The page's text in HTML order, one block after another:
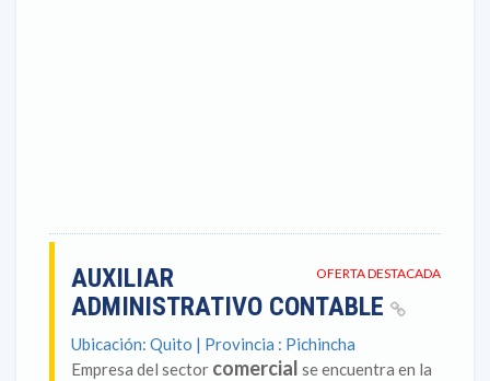
OFERTA DESTACADA
AUXILIAR
ADMINISTRATIVO CONTABLE
Ubicación: Quito | Provincia : Pichincha
Empresa del sector comercial se encuentra en la